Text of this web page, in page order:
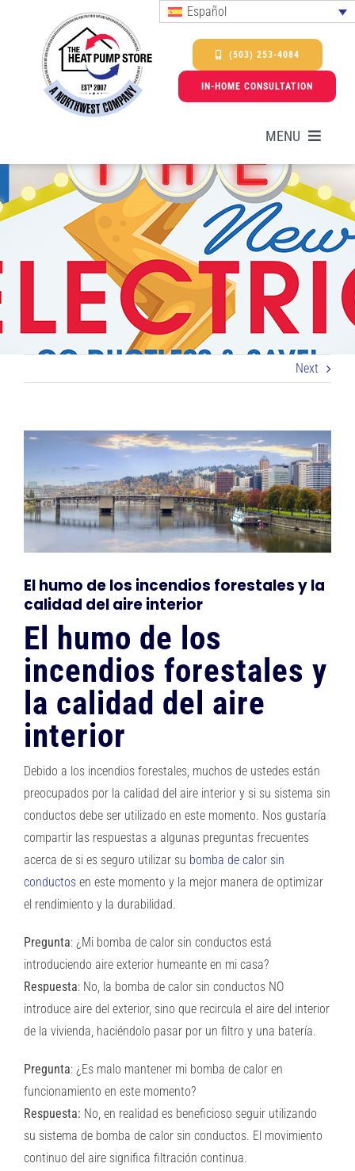
Español
(503) 253-4084
IN-HOME CONSULTATION
MENU
Bombas de calor
Servicios
Promociones y ofertas especiales
PREGUNTAS FRECUENTES
Blog
Carreras en Oregón
IN-HOME CONSULTATION
Next
View
Image
El humo de los incendios forestales y la
calidad del aire interior
El humo de los
incendios forestales y
la calidad del aire
interior
Debido a los incendios forestales, muchos de ustedes están
preocupados por la calidad del aire interior y si su sistema sin
conductos debe ser utilizado en este momento. Nos gustaría
compartir las respuestas a algunas preguntas frecuentes
acerca de si es seguro utilizar su bomba de calor sin
conductosen este momento y la mejor manera de optimizar
el rendimiento y la durabilidad.
Pregunta: ¿Mi bomba de calor sin conductos está
introduciendo aire exterior humeante en mi casa?
Respuesta: No, la bomba de calor sin conductos NO
introduce aire del exterior, sino que recircula el aire del interior
de la vivienda, haciéndolo pasar por un filtro y una batería.
Pregunta: ¿Es malo mantener mi bomba de calor en
funcionamiento en este momento?
Respuesta: No, en realidad es beneficioso seguir utilizando
su sistema de bomba de calor sin conductos. El movimiento
continuo del aire significa filtración continua.